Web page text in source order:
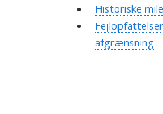
Historiske
afgrænsning